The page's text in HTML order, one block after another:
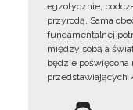
egzotycznie,
przyrodą. Sama
fundamentalnej
między sobą a
będzie
przedstawiających